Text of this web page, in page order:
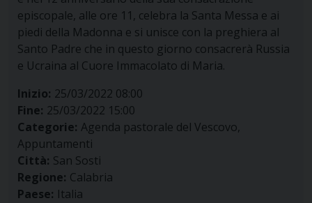
episcopale, alle ore 11, celebra la Santa Messa e ai
piedi della Madonna e si unisce con la preghiera al
Santo Padre che in questo giorno consacrerà Russia
e Ucraina al Cuore Immacolato di Maria.
Inizio: 25/03/2022 08:00
Fine: 25/03/2022 15:00
Categorie: Agenda pastorale del Vescovo,
Appuntamenti
Città: San Sosti
Regione: Calabria
Paese: Italia